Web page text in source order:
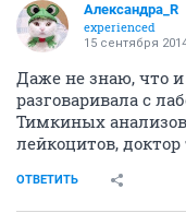
Александра_R
experienced
15 сентября
Даже не знаю, что и
разговаривала с
Тимкиных
лейкоцитов, доктор
ОТВЕТИТЬ